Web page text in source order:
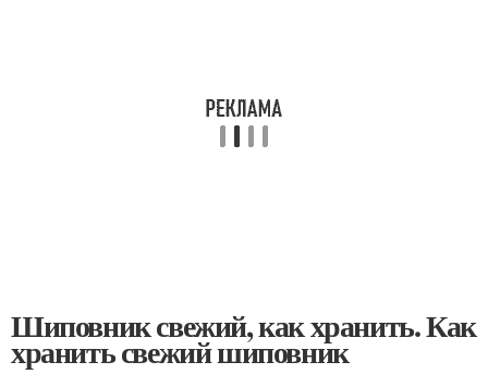
Шиповник свежий, как хранить. Как
хранить свежий шиповник